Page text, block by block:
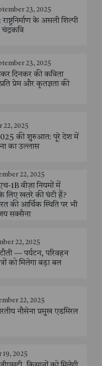
23, 2025
के असली शिल्पी
चंद्रकवि
23, 2025
दिनकर की कविता
प्रेम और कृतज्ञता की
22, 2025
2025 की शुरुआत: पूरे देश में
का उल्लास
22, 2025
1B वीज़ा नियमों में
लिए खतरे की घंटी हैं?
की आर्थिक स्थिति पर भी
सक्सैना
22, 2025
— पर्यटन, परिवहन
को मिलेगा बड़ा बल
22, 2025
नौसेना प्रमुख एडमिरल
19, 2025